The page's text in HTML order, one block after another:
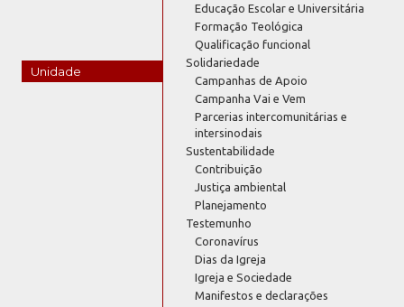
Unidade
Educação Escolar e Universitária
Formação Teológica
Qualificação funcional
Solidariedade
Campanhas de Apoio
Campanha Vai e Vem
Parcerias intercomunitárias e
intersinodais
Sustentabilidade
Contribuição
Justiça ambiental
Planejamento
Testemunho
Coronavírus
Dias da Igreja
Igreja e Sociedade
Manifestos e declarações